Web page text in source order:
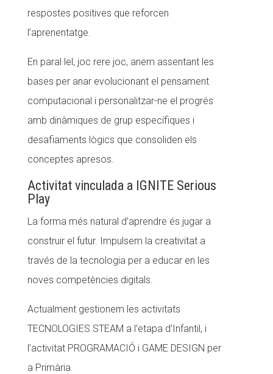
respostes positives que reforcen
l’aprenentatge.
En paral·lel, joc rere joc, anem assentant les
bases per anar evolucionant el pensament
computacional i personalitzar-ne el progrés
amb dinàmiques de grup específiques i
desafiaments lògics que consoliden els
conceptes apresos.
Activitat vinculada a IGNITE Serious
Play
La forma més natural d’aprendre és jugar a
construir el futur. Impulsem la creativitat a
través de la tecnologia per a educar en les
noves competències digitals.
Actualment gestionem les activitats
TECNOLOGIES STEAM a l’etapa d’Infantil, i
l’activitat PROGRAMACIÓ i GAME DESIGN per
a Primària.
SUPORT TERCER SECTOR
CONEIX FUNDESPLAI
Missió i valors
Els comptes clars
Memòria d'activitats
Proposta educativa
ACTUALITAT